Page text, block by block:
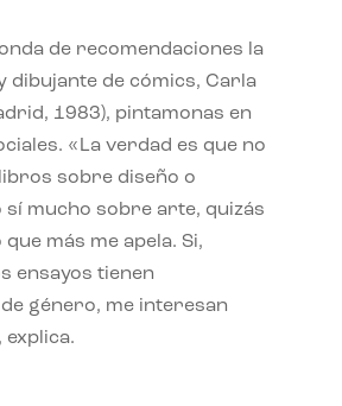
de recomendaciones la
dibujante de cómics, Carla
1983), pintamonas en
«La verdad es que no
sobre diseño o
sí mucho sobre arte, quizás
más me apela. Si,
ensayos tienen
género, me interesan
explica.